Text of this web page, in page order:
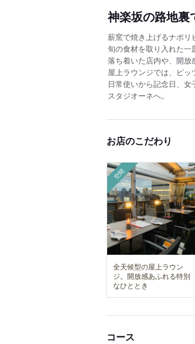
神楽坂の路地裏
薪窯で焼き上げるナポリ
旬の食材を取り入れた一
落ち着いた店内や、開放
屋上ラウンジでは、ピッ
日常使いから記念日、
スタジオーネへ。
お店のこだわり
空間
全天候型の屋上ラウン
ジ。開放感あふれる特別
なひととき
コース